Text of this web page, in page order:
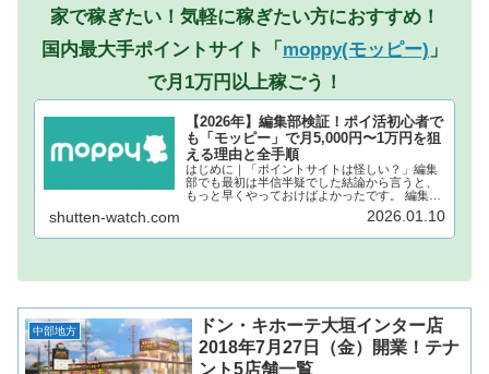
土店所在地岐阜県可児市...
家で稼ぎたい！気軽に稼ぎたい方におすすめ！
国内最大手ポイントサイト「 moppy(モッピー) 」
で月1万円以上稼ごう！
【2026年】編集部検証！ポイ活初心者で
も「モッピー」で月5,000円〜1万円を狙
える理由と全手順
はじめに｜「ポイントサイトは怪しい？」編集
部でも最初は半信半疑でした結論から言うと、
もっと早くやっておけばよかったです。 編集部
でもこれまで何度も「ポイ活」の広告を目にし
てきましたが、本当にお金になるの？個人情報
shutten-watch.com 2026.01.10
中部地方
ドン・キホーテ大垣インター店
2018年7月27日（金）開業！テナ
ント5店舗一覧